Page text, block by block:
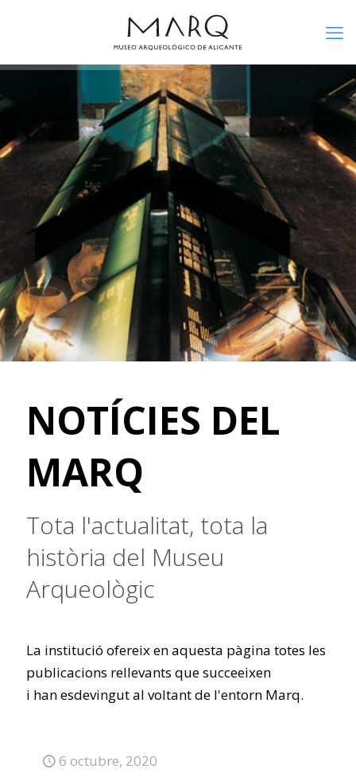
NOTÍCIES DEL
MARQ
Tota l'actualitat, tota la
història del Museu
Arqueològic
La institució ofereix en aquesta pàgina totes les
publicacions rellevants que succeeixen
i han esdevingut al voltant de l'entorn Marq.
6 octubre, 2020